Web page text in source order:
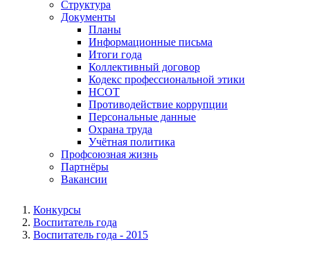
Структура
Документы
Планы
Информационные письма
Итоги года
Коллективный договор
Кодекс профессиональной этики
НСОТ
Противодействие коррупции
Персональные данные
Охрана труда
Учётная политика
Профсоюзная жизнь
Партнёры
Вакансии
Конкурсы
Воспитатель года
Воспитатель года - 2015